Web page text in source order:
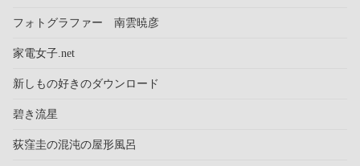
フォトグラファー 南雲暁彦
家電女子.net
新しもの好きのダウンロード
碧き流星
荻窪圭の混沌の屋形風呂